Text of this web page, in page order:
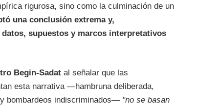
rigurosa, sino como la culminación de un
una conclusión extrema y,
supuestos y marcos interpretativos
Begin-Sadat al señalar que las
esta narrativa —hambruna deliberada,
bombardeos indiscriminados— "no se basan